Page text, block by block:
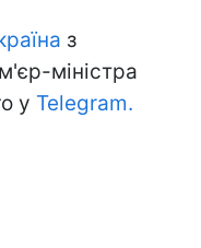
з
міністра
у Telegram.